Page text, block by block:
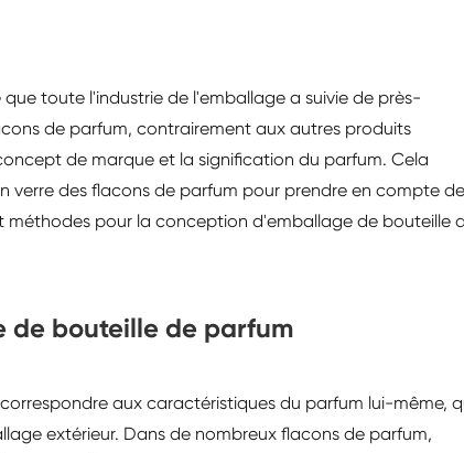
toute l'industrie de l'emballage a suivie de près-
de parfum, contrairement aux autres produits
de marque et la signification du parfum. Cela
verre des flacons de parfum pour prendre en compte de
méthodes pour la conception d'emballage de bouteille
de bouteille de parfum
aux caractéristiques du parfum lui-même,
extérieur. Dans de nombreux flacons de parfum,